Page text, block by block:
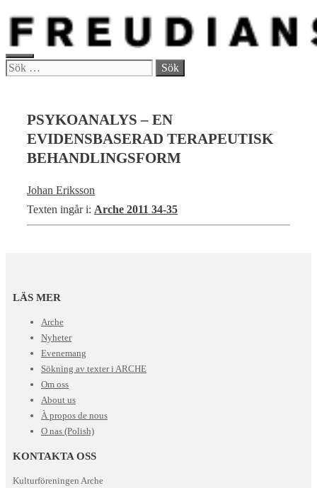
Hoppa
innehåll
MENY
Sök
PSYKOANALYS – EN
EVIDENSBASERAD TERAPEUTISK
BEHANDLINGSFORM
Johan Eriksson
Texten ingår i: Arche 2011 34-35
LÄS MER
Arche
Nyheter
Evenemang
Sökning av texter i ARCHE
Om oss
About us
À propos de nous
O nas (Polish)
KONTAKTA OSS
Kulturföreningen Arche